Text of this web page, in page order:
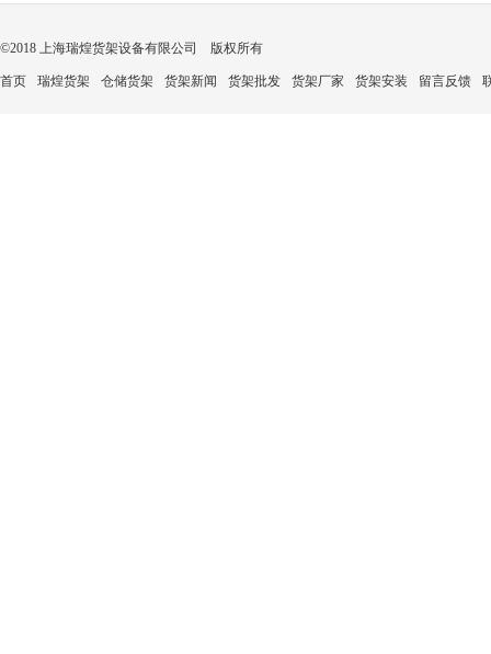
©2018 上海瑞煌货架设备有限公司 版权所有
首页 瑞煌货架 仓储货架 货架新闻 货架批发 货架厂家 货架安装 留言反馈